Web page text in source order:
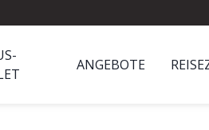
ANGEBOTE